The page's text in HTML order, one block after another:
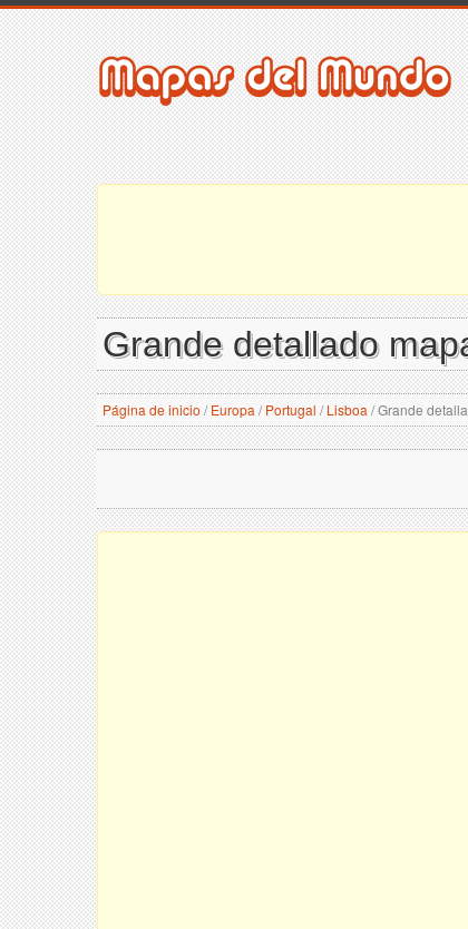
Grande detallado
Página de inicio / Europa / Portugal / Lisboa /Grande